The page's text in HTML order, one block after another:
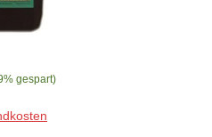
gespart)